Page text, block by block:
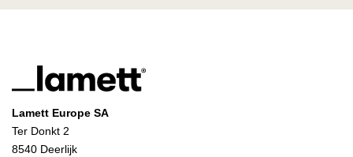
Lamett Europe SA
Ter Donkt 2
8540 Deerlijk